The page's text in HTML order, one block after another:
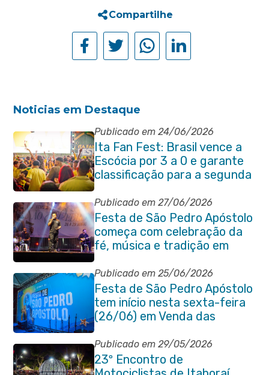
Compartilhe
Noticias em Destaque
Publicado em 24/06/2026
Ita Fan Fest: Brasil vence a
Escócia por 3 a 0 e garante
classificação para a segunda
fase da Copa do Mundo
Publicado em 27/06/2026
Festa de São Pedro Apóstolo
começa com celebração da
fé, música e tradição em
Venda das Pedras
Publicado em 25/06/2026
Festa de São Pedro Apóstolo
tem início nesta sexta-feira
(26/06) em Venda das
Pedras
Publicado em 29/05/2026
23º Encontro de